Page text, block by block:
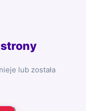
lub została